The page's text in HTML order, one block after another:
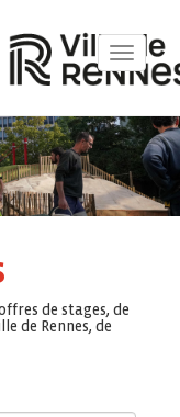
Toggle
de stages, de
de Rennes, de